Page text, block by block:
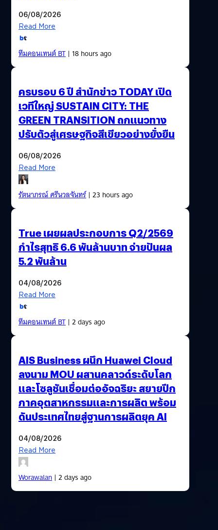
06/08/2026
Read More
ทีมคอนเทนต์ BT| 18 hours ago
ครบรอบ 6 ปี สำนักข่าว TODAY เปิด
เวทีใหญ่ SUSTAIN CITY: THE
GREEN TRANSITION ถกแนวทาง
ปรับตัวสู่เศรษฐกิจสีเขียวอย่างยั่งยืน
06/08/2026
Read More
รัตนาภรณ์ ศรีนวลจันทร์| 23 hours ago
True เผยผลประกอบการ Q2/2569
กำไรสุทธิ 6.6 พันล้านบาท จ่ายปันผล
5.2 พันล้าน
04/08/2026
Read More
ทีมคอนเทนต์ BT| 2 days ago
AIS Business ผนึก Huawei Cloud
ลงนาม MOU ผสานคลาวด์ระดับโลก
และโซลูชันเชื่อมต่ออัจฉริยะ สยายปีก
ภาคอุตสาหกรรมและการผลิต พร้อม
ดันประเทศไทยสู่ฐานการผลิตยุค AI
04/08/2026
Read More
Worawalan| 2 days ago